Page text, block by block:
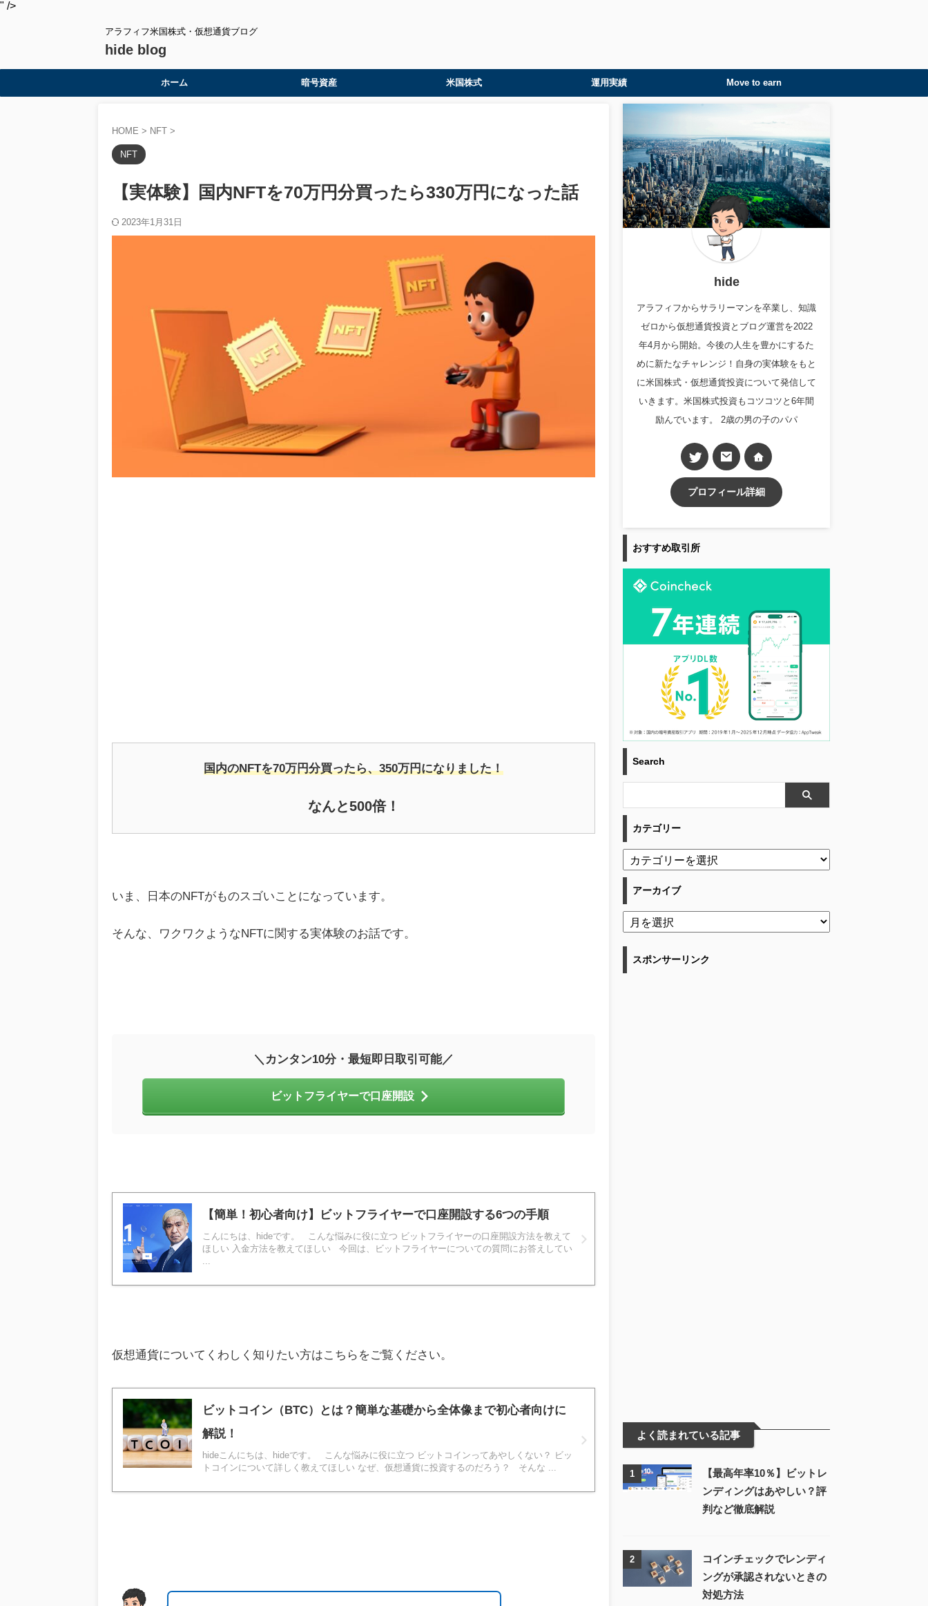
" />
アラフィフ米国株式・仮想通貨ブログ
hide blog
ホーム 暗号資産 米国株式 運用実績 Move to earn
HOME > NFT >
NFT
【実体験】国内NFTを70万円分買ったら330万円になった話
2023年1月31日
国内のNFTを70万円分買ったら、350万円になりました！
なんと500倍！
いま、日本のNFTがものスゴいことになっています。
そんな、ワクワクようなNFTに関する実体験のお話です。
＼カンタン10分・最短即日取引可能／
ビットフライヤーで口座開設
【簡単！初心者向け】ビットフライヤーで口座開設する6つの手順
こんにちは、hideです。 こんな悩みに役に立つ ビットフライヤーの口座開設方法を教えて
ほしい 入金方法を教えてほしい 今回は、ビットフライヤーについての質問にお答えしてい
...
仮想通貨についてくわしく知りたい方はこちらをご覧ください。
ビットコイン（BTC）とは？簡単な基礎から全体像まで初心者向けに
解説！
hideこんにちは、hideです。 こんな悩みに役に立つ ビットコインってあやしくない？ ビッ
トコインについて詳しく教えてほしい なぜ、仮想通貨に投資するのだろう？ そんな ...
hide
アラフィフからサラリーマンを卒業し、知識
ゼロから仮想通貨投資とブログ運営を2022
年4月から開始。今後の人生を豊かにするた
めに新たなチャレンジ！自身の実体験をもと
に米国株式・仮想通貨投資について発信して
いきます。米国株式投資もコツコツと6年間
励んでいます。 2歳の男の子のパパ
プロフィール詳細
おすすめ取引所
Search
カテゴリー
アーカイブ
スポンサーリンク
よく読まれている記事
1
【最高年率10％】ビットレ
ンディングはあやしい？評
判など徹底解説
2
コインチェックでレンディ
ングが承認されないときの
対処方法